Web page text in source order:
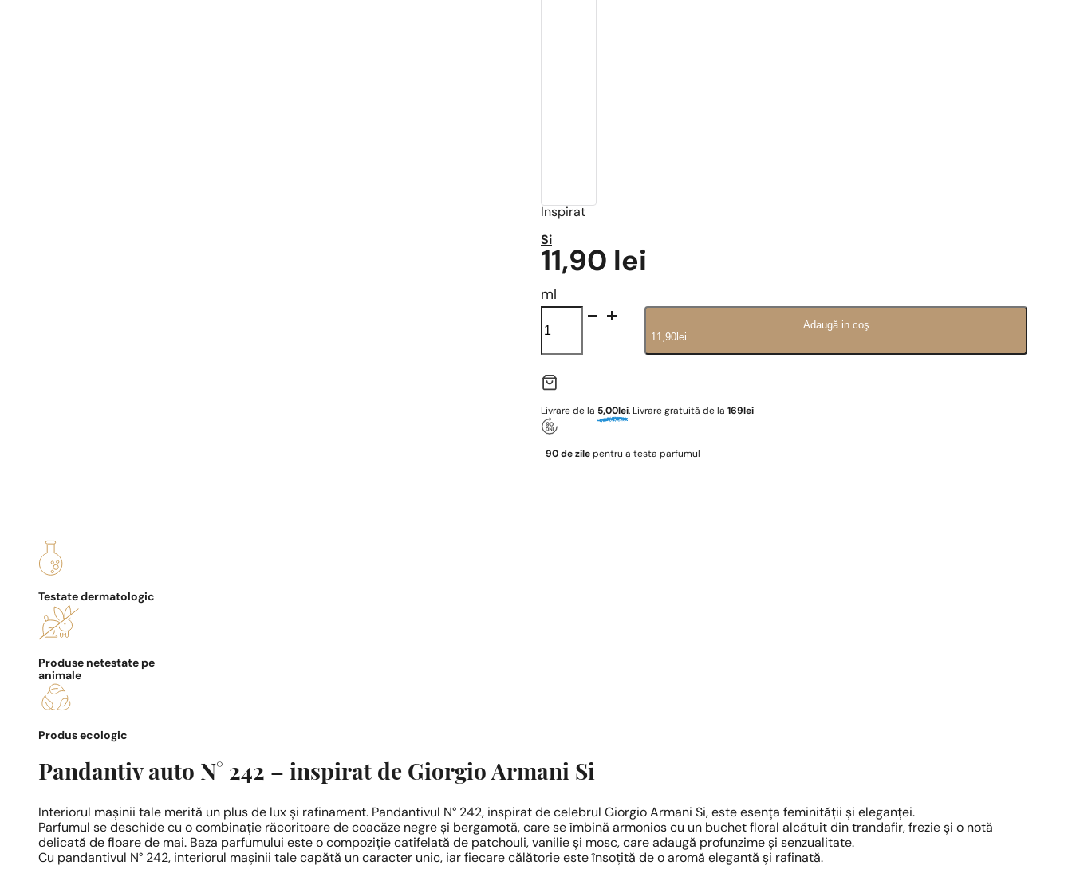
Inspirat
Si
11,90 lei
ml
242
Adaugă in coş
11,90lei
Livrare de la 5,00lei. Livrare gratuită de la 169lei
90 de zile pentru a testa parfumul
Testate dermatologic
Produse netestate pe
animale
Produs ecologic
Pandantiv auto N° 242 – inspirat de Giorgio Armani Si
Interiorul mașinii tale merită un plus de lux și rafinament. Pandantivul N° 242, inspirat de celebrul Giorgio Armani Si, este esența feminității și eleganței.
Parfumul se deschide cu o combinație răcoritoare de coacăze negre și bergamotă, care se îmbină armonios cu un buchet floral alcătuit din trandafir, frezie și o notă
delicată de floare de mai. Baza parfumului este o compoziție catifelată de patchouli, vanilie și mosc, care adaugă profunzime și senzualitate.
Cu pandantivul N° 242, interiorul mașinii tale capătă un caracter unic, iar fiecare călătorie este însoțită de o aromă elegantă și rafinată.